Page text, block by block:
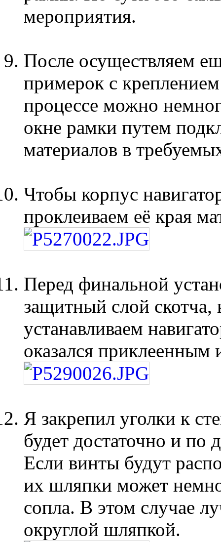
мероприятия.
После осуществляем
примерок с
процессе можно
окне рамки путем
материалов в
Чтобы корпус
проклеиваем её края
Перед финальной
защитный слой скотча,
устанавливаем
оказался
Я закрепил уголки к
будет достаточно и по
Если винты будут
их шляпки может
сопла. В этом случае
округлой шляпкой.